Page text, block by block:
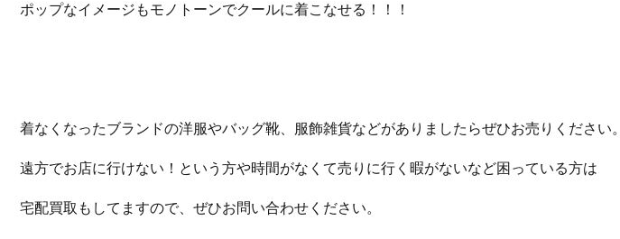
ポップなイメージもモノトーンでクールに着こなせる！！！
着なくなったブランドの洋服やバッグ靴、服飾雑貨などがありましたらぜひお売りください。
遠方でお店に行けない！という方や時間がなくて売りに行く暇がないなど困っている方は
宅配買取もしてますので、ぜひお問い合わせください。